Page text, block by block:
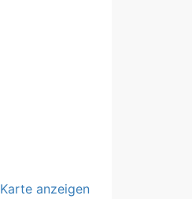
Karte anzeigen